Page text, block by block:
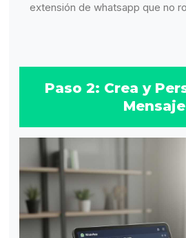
extensión de whatsapp que no
Paso 2: Crea y
Mensaje